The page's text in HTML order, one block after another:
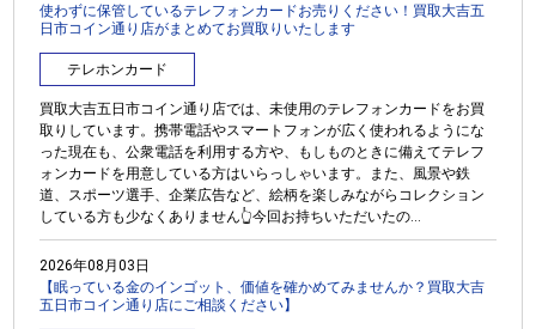
使わずに保管しているテレフォンカードお売りください！買取大吉五
日市コイン通り店がまとめてお買取りいたします
テレホンカード
買取大吉五日市コイン通り店では、未使用のテレフォンカードをお買
取りしています。携帯電話やスマートフォンが広く使われるようにな
った現在も、公衆電話を利用する方や、もしものときに備えてテレフ
ォンカードを用意している方はいらっしゃいます。また、風景や鉄
道、スポーツ選手、企業広告など、絵柄を楽しみながらコレクション
している方も少なくありません👆今回お持ちいただいたの...
2026年08月03日
【眠っている金のインゴット、価値を確かめてみませんか？買取大吉
五日市コイン通り店にご相談ください】